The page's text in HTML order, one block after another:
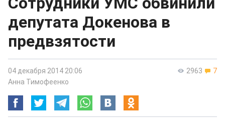
депутата Докенова в
предвзятости
2963 7
04 декабря 2014 20:06
Анна Тимофеенко